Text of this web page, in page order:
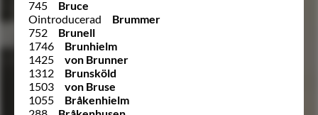
745
Bruce
Ointroducerad
Brummer
752
Brunell
1746
Brunhielm
1425
von Brunner
1312
Brunsköld
1503
von Bruse
1055
Bråkenhielm